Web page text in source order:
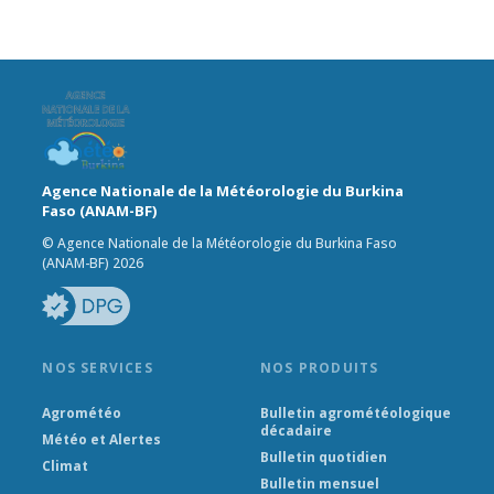
Agence Nationale de la Météorologie du Burkina
Faso (ANAM-BF)
© Agence Nationale de la Météorologie du Burkina Faso
(ANAM-BF) 2026
NOS SERVICES
Agrométéo
Météo et Alertes
Climat
NOS PRODUITS
Bulletin agrométéologique
décadaire
Bulletin quotidien
Bulletin mensuel